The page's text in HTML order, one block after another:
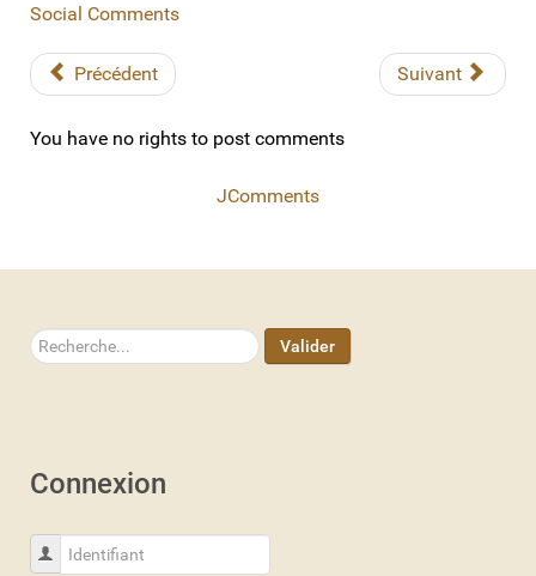
Social Comments
Précédent Suivant
You have no rights to post comments
JComments
Rechercher Valider
Connexion
Identifiant